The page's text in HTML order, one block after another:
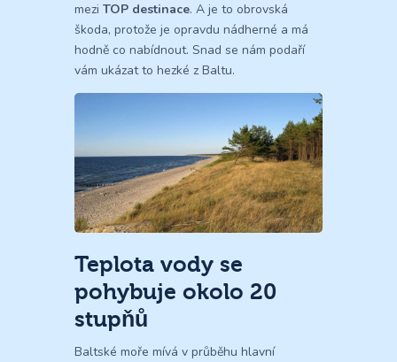
mezi TOP destinace. A je to obrovská
škoda, protože je opravdu nádherné a má
hodně co nabídnout. Snad se nám podaří
vám ukázat to hezké z Baltu.
Teplota vody se
pohybuje okolo 20
stupňů
Baltské moře mívá v průběhu hlavní